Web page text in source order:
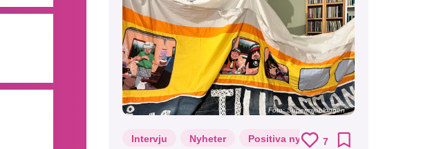
Foto: Supermijöbloggen
Intervju Nyheter Positiva nyheter7